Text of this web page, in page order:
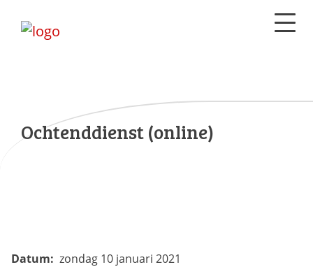
Ochtenddienst (online)
Datum: zondag 10 januari 2021